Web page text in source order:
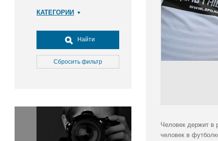
КАТЕГОРИИ
Досуг, туризм и отдых
Культура
Медицина
Окружающая среда
Политика
Правосудие
Найти
Сбросить фильтр
Человек держит в
человек в